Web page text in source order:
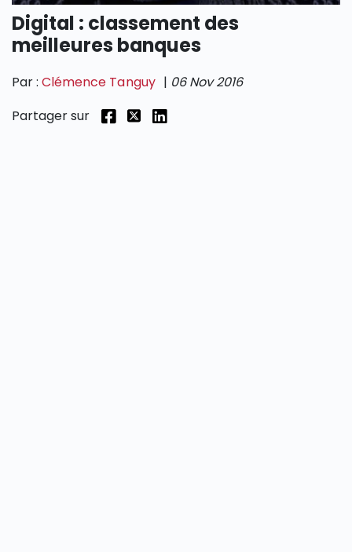
Digital : classement des
meilleures banques
Par :Clémence Tanguy | 06 Nov 2016
Partager sur